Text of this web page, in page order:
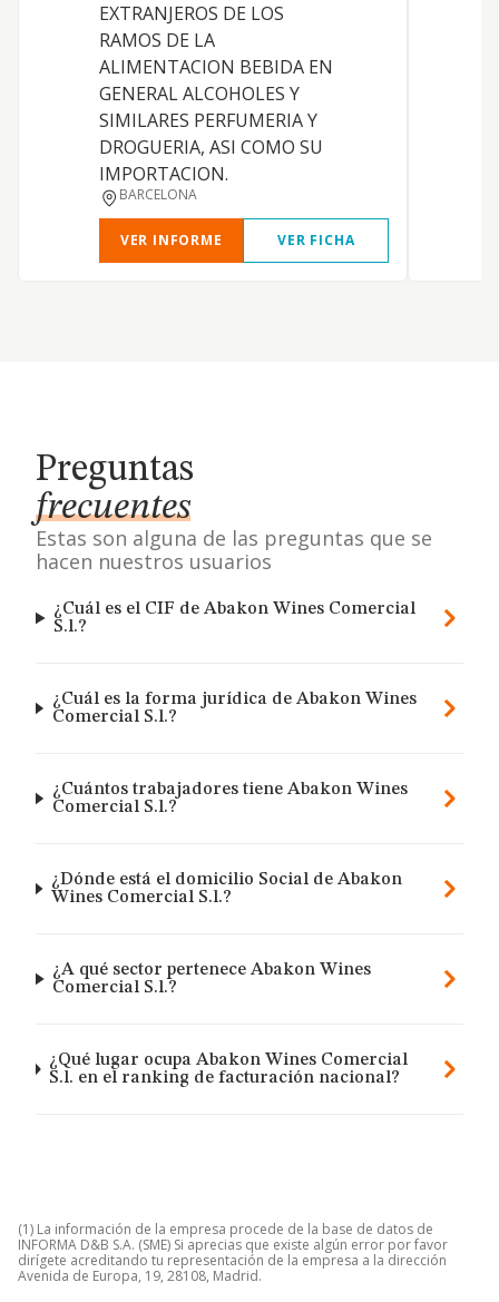
EXTRANJEROS DE LOS
RAMOS DE LA
ALIMENTACION BEBIDA EN
GENERAL ALCOHOLES Y
SIMILARES PERFUMERIA Y
DROGUERIA, ASI COMO SU
IMPORTACION.
BARCELONA
VER INFORME VER FICHA
Preguntas
frecuentes
Estas son alguna de las preguntas que se
hacen nuestros usuarios
¿Cuál es el CIF de Abakon Wines Comercial
S.l.?
¿Cuál es la forma jurídica de Abakon Wines
Comercial S.l.?
¿Cuántos trabajadores tiene Abakon Wines
Comercial S.l.?
¿Dónde está el domicilio Social de Abakon
Wines Comercial S.l.?
¿A qué sector pertenece Abakon Wines
Comercial S.l.?
¿Qué lugar ocupa Abakon Wines Comercial
S.l. en el ranking de facturación nacional?
(1) La información de la empresa procede de la base de datos de
INFORMA D&B S.A. (SME) Si aprecias que existe algún error por favor
dirígete acreditando tu representación de la empresa a la dirección
Avenida de Europa, 19, 28108, Madrid.